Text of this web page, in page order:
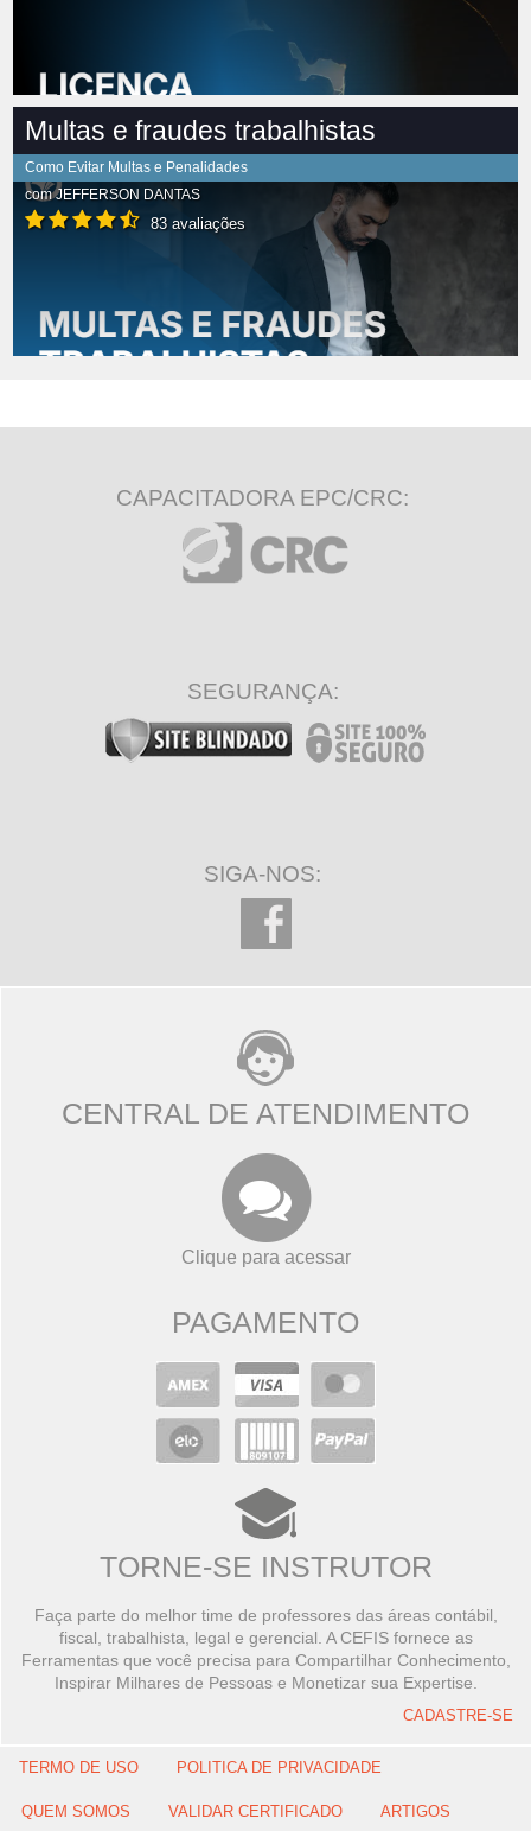
Multas e fraudes trabalhistas
Como Evitar Multas e Penalidades
comJEFFERSON DANTAS
83 avaliações
CAPACITADORA EPC/CRC:
SEGURANÇA:
SIGA-NOS:
CENTRAL DE ATENDIMENTO
Clique para acessar
PAGAMENTO
TORNE-SE INSTRUTOR
Faça parte do melhor time de professores das áreas contábil,
fiscal, trabalhista, legal e gerencial. A CEFIS fornece as
Ferramentas que você precisa para Compartilhar Conhecimento,
Inspirar Milhares de Pessoas e Monetizar sua Expertise.
CADASTRE-SE
TERMO DE USO POLITICA DE PRIVACIDADE
QUEM SOMOS VALIDAR CERTIFICADO ARTIGOS